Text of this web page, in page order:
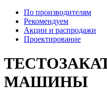
По производителям
Рекомендуем
Акции и распродажи
Проектирование
МАШИНЫ